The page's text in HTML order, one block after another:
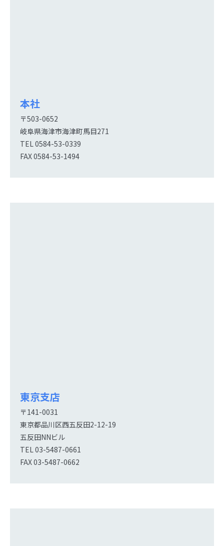
本社
〒503-0652
岐阜県海津市海津町馬目271
TEL 0584-53-0339
FAX 0584-53-1494
東京支店
〒141-0031
東京都品川区西五反田2-12-19
五反田NNビル
TEL 03-5487-0661
FAX 03-5487-0662